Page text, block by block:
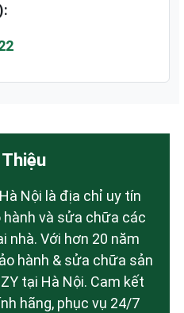
Nội là địa chỉ uy tín
hành và sửa chữa các
nhà. Với hơn 20 năm
hành & sửa chữa sản
tại Hà Nội. Cam kết
hãng, phục vụ 24/7